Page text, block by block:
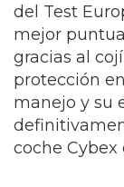
del Test
mejor
gracias al
protección
manejo y su
coche Cybex